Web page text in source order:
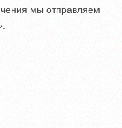
мы отправляем